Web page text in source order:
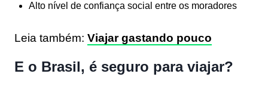
Alto nível de confiança social entre os moradores
Leia também: Viajar gastando pouco
E o Brasil, é seguro para viajar?